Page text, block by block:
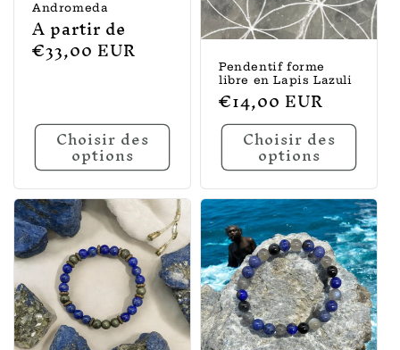
Andromeda
Prix
habituel
A partir de
€33,00 EUR
Choisir des
options
Pendentif forme
libre en Lapis Lazuli
Prix
habituel
€14,00 EUR
Choisir des
options